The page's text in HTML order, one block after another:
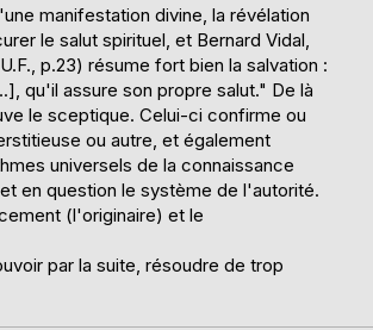
manifestation divine, la révélation
le salut spirituel, et Bernard Vidal,
p.23) résume fort bien la salvation :
qu'il assure son propre salut." De là
le sceptique. Celui-ci confirme ou
ou autre, et également
universels de la connaissance
en question le système de l'autorité.
(l'originaire) et le
par la suite, résoudre de trop